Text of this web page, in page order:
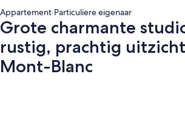
Appartement·Particuliere eigenaar
Grote charmante
rustig, prachtig
Mont-Blanc